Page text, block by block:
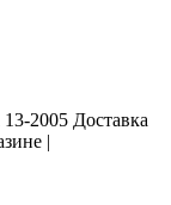
2005 Доставка
|